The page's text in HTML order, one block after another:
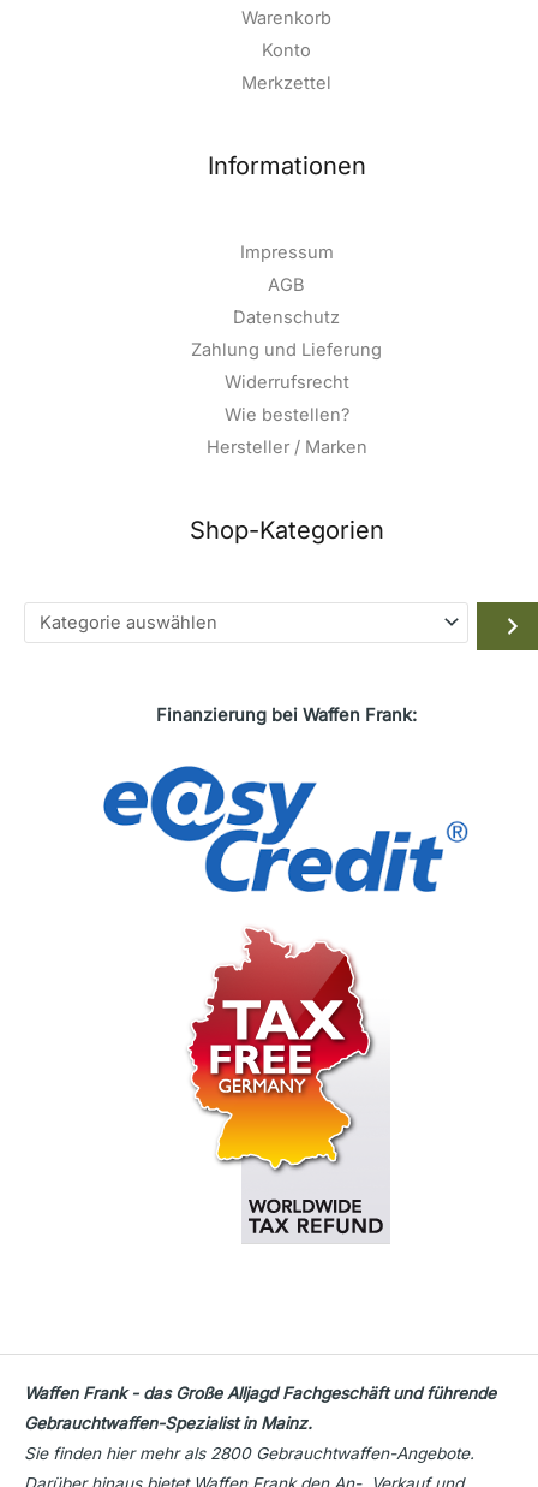
Warenkorb
Konto
Merkzettel
Informationen
Impressum
AGB
Datenschutz
Zahlung und Lieferung
Widerrufsrecht
Wie bestellen?
Hersteller / Marken
Shop-Kategorien
Kategorie
auswählen
Finanzierung bei Waffen Frank:
Waffen Frank - das Große Alljagd Fachgeschäft und führende
Gebrauchtwaffen-Spezialist in Mainz.
Sie finden hier mehr als 2800 Gebrauchtwaffen-Angebote.